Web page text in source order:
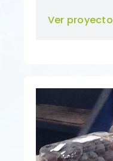
Ver proyecto